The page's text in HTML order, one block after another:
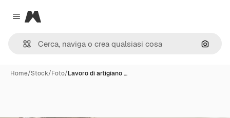
Close menu
Magnific
Cerca
Home/Stock/Foto/Lavoro di artigiano …